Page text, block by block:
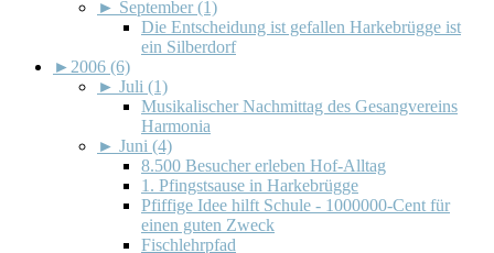
► September (1)
Die Entscheidung ist gefallen Harkebrügge ist
ein Silberdorf
► 2006 (6)
► Juli (1)
Musikalischer Nachmittag des Gesangvereins
Harmonia
► Juni (4)
8.500 Besucher erleben Hof-Alltag
1. Pfingstsause in Harkebrügge
Pfiffige Idee hilft Schule - 1000000-Cent für
einen guten Zweck
Fischlehrpfad